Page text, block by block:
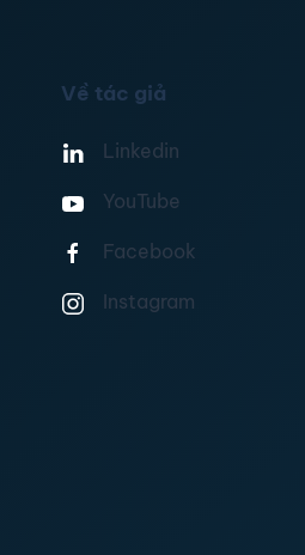
Về tác giả
Linkedin
YouTube
Facebook
Instagram